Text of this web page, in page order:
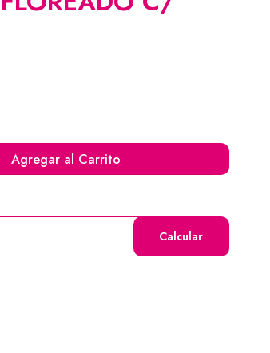
Agregar al Carrito
Calcular